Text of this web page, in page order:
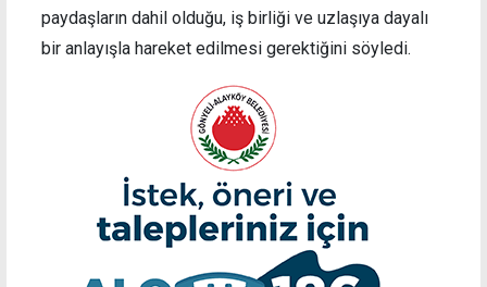
paydaşların dahil olduğu, iş birliği ve uzlaşıya dayalı
bir anlayışla hareket edilmesi gerektiğini söyledi.